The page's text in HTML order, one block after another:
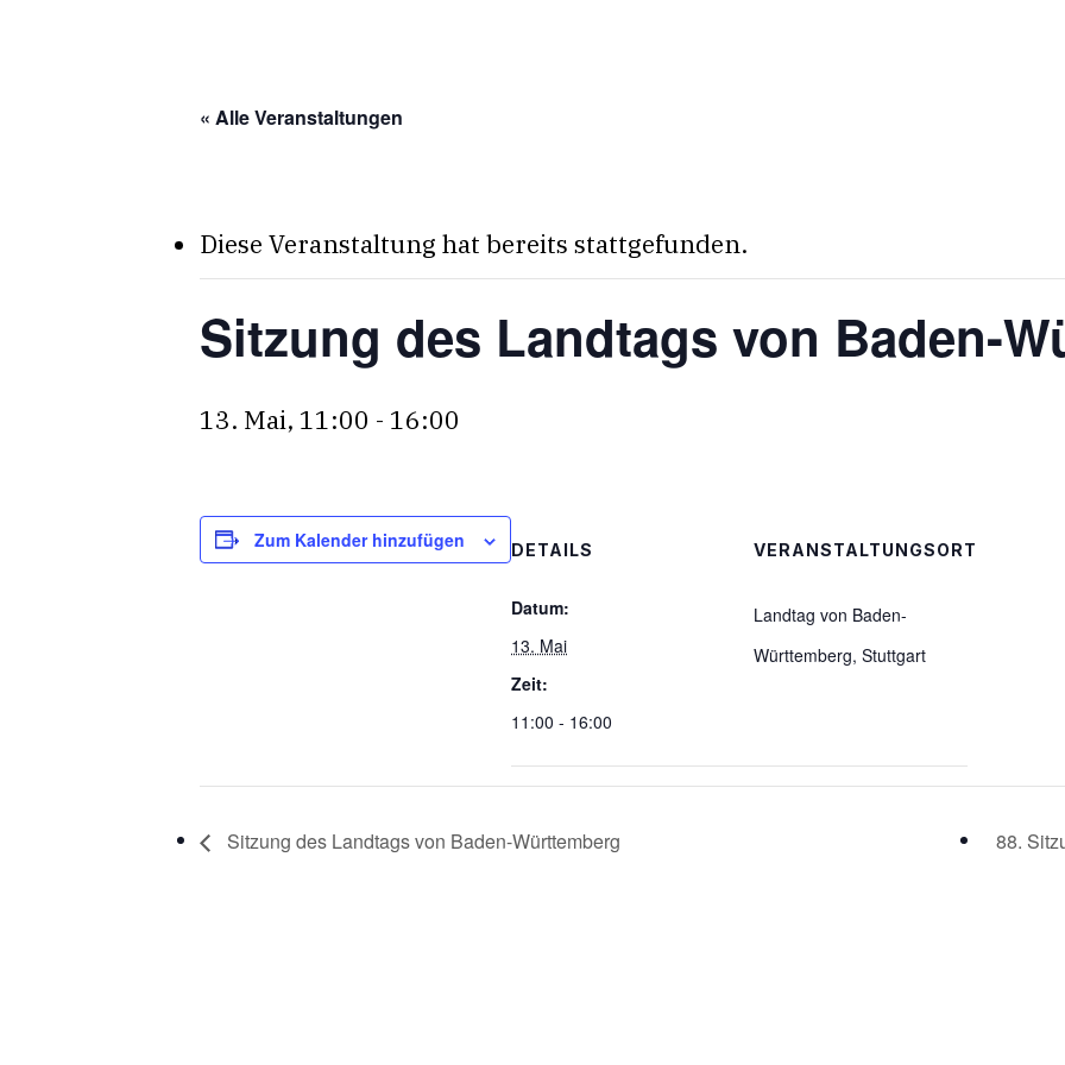
« Alle Veranstaltungen
Diese Veranstaltung hat bereits stattgefunden.
Sitzung des Landtags von Baden-
13. Mai, 11:00 - 16:00
Zum Kalender hinzufügen DETAILS
Datum:
13. Mai
Zeit:
11:00 - 16:00
VERANSTALTUNGSORT
Landtag von Baden-
Württemberg, Stuttgart
Sitzung des Landtags von Baden-Württemberg 88.